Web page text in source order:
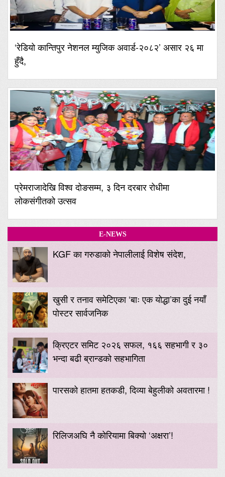
‘रेडियो कान्तिपुर नेशनल म्युजिक अवार्ड-२०८२’ असार २६ मा
हुँदै,
प्रेमराजादेखि विश्व दोङसम्म, ३ दिन दरबार रोधीमा
लोकसंगीतको उत्सव
E-NEWS
KGF का गरुडाको नेपालीलाई विशेष संदेश,
खुसी र तनाव समेटिएका ‘बाः एक योद्धा’का दुई नयाँ
पोस्टर सार्वजनिक
क्रिएटर समिट २०२६ सफल, १६६ सहभागी र ३०
भन्दा बढी ब्रान्डको सहभागिता
पारसको हातमा हतकडी, दिव्या बेहुलीको अवतारमा !
रिलिजअघि नै कोरियामा बिक्यो ‘अक्षरा’!